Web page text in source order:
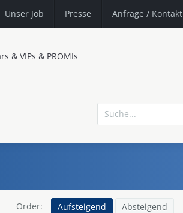
Unser Job Presse Anfrage / Kontakt
& VIPs & PROMIs
Order: Aufsteigend Absteigend